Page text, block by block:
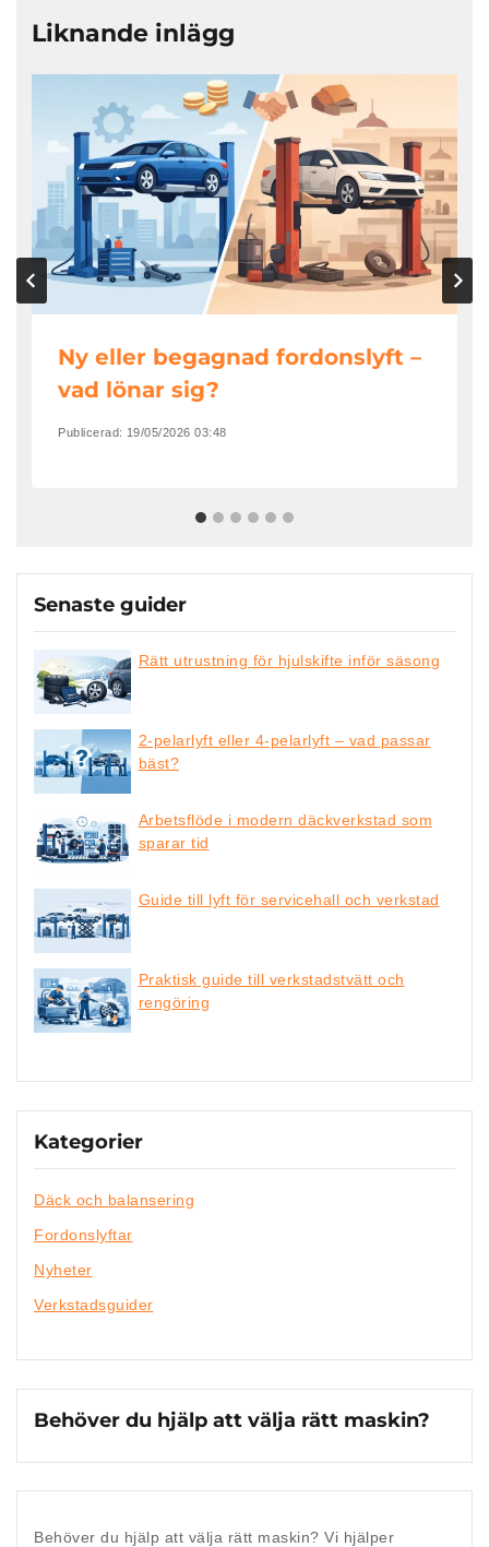
Liknande inlägg
Ny eller begagnad fordonslyft –
vad lönar sig?
Publicerad: 19/05/2026 03:48
Senaste guider
Rätt utrustning för hjulskifte inför säsong
2-pelarlyft eller 4-pelarlyft – vad passar
bäst?
Arbetsflöde i modern däckverkstad som
sparar tid
Guide till lyft för servicehall och verkstad
Praktisk guide till verkstadstvätt och
rengöring
Kategorier
Däck och balansering
Fordonslyftar
Nyheter
Verkstadsguider
Behöver du hjälp att välja rätt maskin?
Behöver du hjälp att välja rätt maskin? Vi hjälper